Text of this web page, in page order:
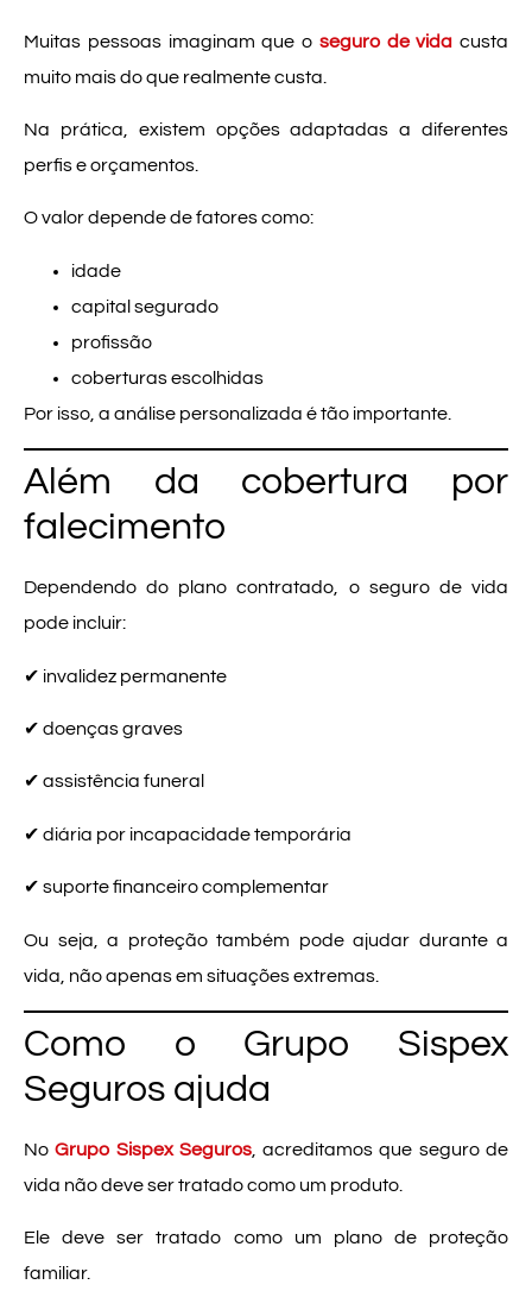
Muitas pessoas imaginam que o seguro de vida custa
muito mais do que realmente custa.
Na prática, existem opções adaptadas a diferentes
perfis e orçamentos.
O valor depende de fatores como:
idade
capital segurado
profissão
coberturas escolhidas
Por isso, a análise personalizada é tão importante.
Além da cobertura por
falecimento
Dependendo do plano contratado, o seguro de vida
pode incluir:
✔ invalidez permanente
✔ doenças graves
✔ assistência funeral
✔ diária por incapacidade temporária
✔ suporte financeiro complementar
Ou seja, a proteção também pode ajudar durante a
vida, não apenas em situações extremas.
Como o Grupo Sispex
Seguros ajuda
NoGrupo Sispex Seguros, acreditamos que seguro de
vida não deve ser tratado como um produto.
Ele deve ser tratado como um plano de proteção
familiar.